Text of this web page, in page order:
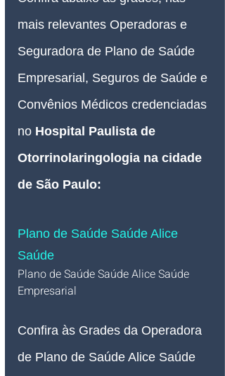
mais relevantes Operadoras e
Seguradora de Plano de Saúde
Empresarial, Seguros de Saúde e
Convênios Médicos credenciadas
no Hospital Paulista de
Otorrinolaringologia na cidade
de São Paulo:
Plano de Saúde Saúde Alice
Saúde
Plano de Saúde Saúde Alice Saúde
Empresarial
Confira às Grades da Operadora
de Plano de Saúde Alice Saúde